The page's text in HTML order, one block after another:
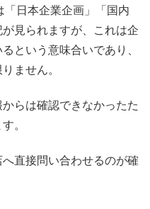
日本企業企画」「国内
見られますが、これは企
という意味合いであり、
ません。
らは確認できなかったた
。
直接問い合わせるのが確